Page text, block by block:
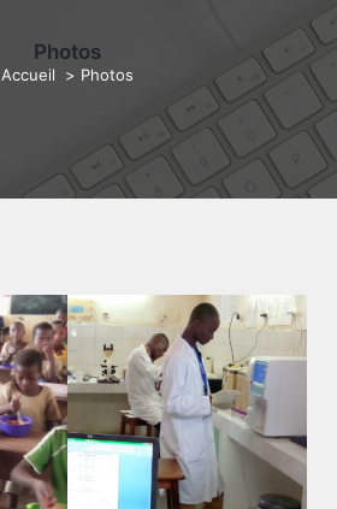
Photos
Accueil > Photos